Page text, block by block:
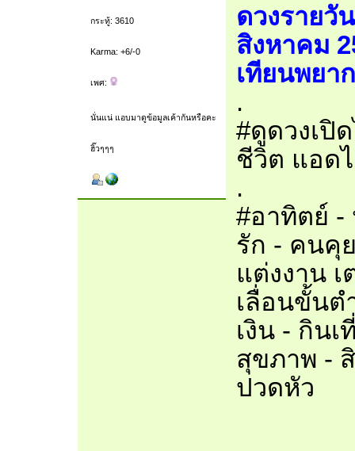
กระทู้: 3610
Karma: +6/-0
เพศ:
นั่นแน่ แอบมาดูข้อมูลเค้ากันหรือคะ
ฮิ๊วๆๆๆ
ดวงรายวั
สิงหาคม
เทียนพยา
.
#ดูดวงเปิ
ชีวิต แอด
.
#อาทิตย์ -
รัก - คนคุ
แต่งงาน
เลื่อนขั้นต
เงิน - กิน
สุขภาพ -
ปวดหัว